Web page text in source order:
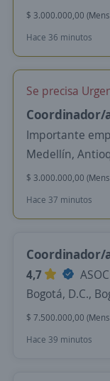
$ 3.000.000,00
Hace 36 minutos
Se precisa
Coordinador/
Importante
Medellín,
$ 3.000.000,00
Hace 37 minutos
Coordinador/
4,7
Bogotá, D.C.,
$ 7.500.000,00
Hace 39 minutos